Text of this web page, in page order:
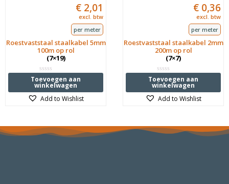
Roestvaststaal staalkabel 5mm
100m op rol
(7×19)
Waardering
0
uit
5
€ 2,01
excl. btw
per meter
Toevoegen aan
winkelwagen
Add to Wishlist
Roestvaststaal staalkabel 2mm
200m op rol
(7×7)
Waardering
0
uit
5
€ 0,36
excl. btw
per meter
Toevoegen aan
winkelwagen
Add to Wishlist